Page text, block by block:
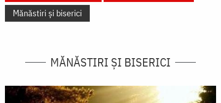
Mănăstiri și biserici
MĂNĂSTIRI ȘI BISERICI